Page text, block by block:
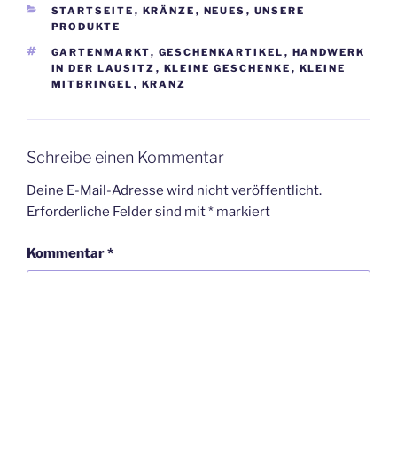
KATEGORIEN
STARTSEITE , KRÄNZE , NEUES , UNSERE
PRODUKTE
SCHLAGWÖRTER
GARTENMARKT, GESCHENKARTIKEL , HANDWERK
IN DER LAUSITZ , KLEINE GESCHENKE , KLEINE
MITBRINGEL , KRANZ
Schreibe einen Kommentar
Deine E-Mail-Adresse wird nicht veröffentlicht.
Erforderliche Felder sind mit* markiert
Kommentar*